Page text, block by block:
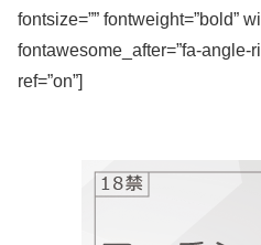
fontsize=”” fontweight=”bold”
fontawesome_after=”fa-angle-
ref=”on”]